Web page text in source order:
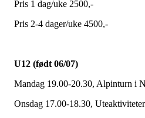
Pris 1 dag/uke 2500,-
Pris 2-4 dager/uke 4500,-
U12 (født 06/07)
Mandag 19.00-20.30, Alpinturn i
Onsdag 17.00-18.30,